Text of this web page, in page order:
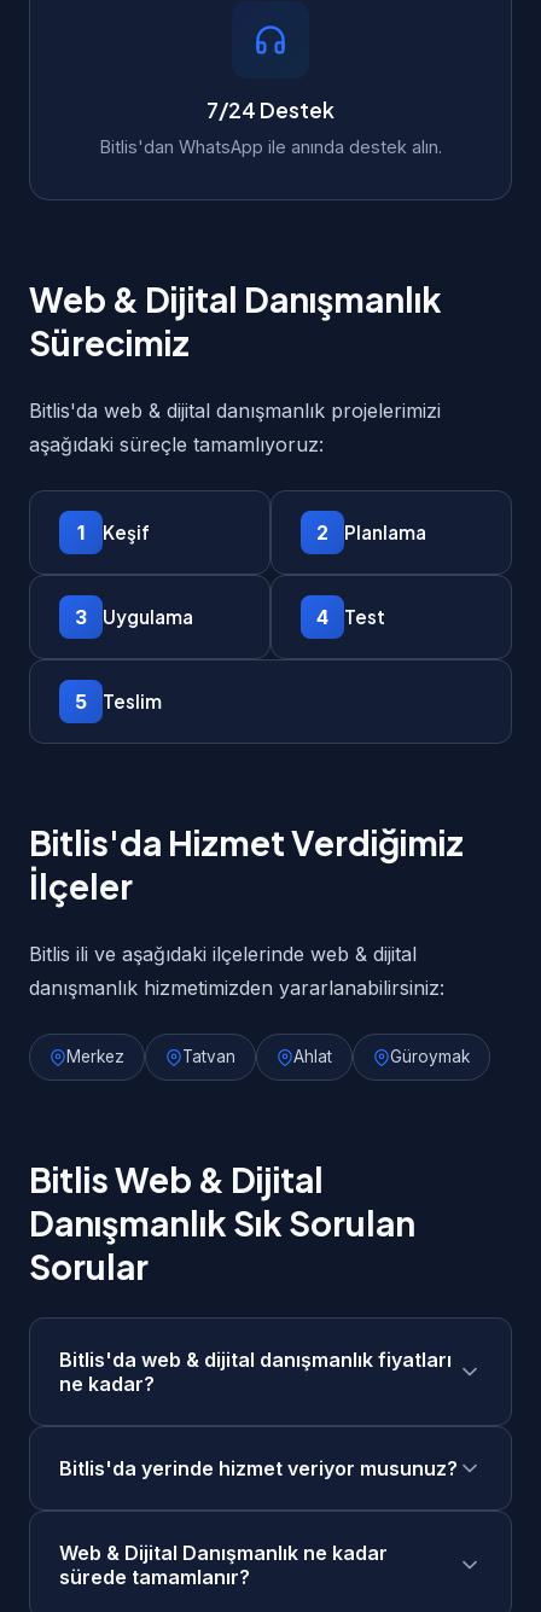
7/24 Destek
Bitlis'dan WhatsApp ile anında destek alın.
Web & Dijital Danışmanlık
Sürecimiz
Bitlis'da web & dijital danışmanlık projelerimizi
aşağıdaki süreçle tamamlıyoruz:
1 Keşif 2 Planlama
3 Uygulama 4 Test
5 Teslim
Bitlis'da Hizmet Verdiğimiz
İlçeler
Bitlis ili ve aşağıdaki ilçelerinde web & dijital
danışmanlık hizmetimizden yararlanabilirsiniz:
Merkez Tatvan Ahlat Güroymak
Bitlis Web & Dijital
Danışmanlık Sık Sorulan
Sorular
Bitlis'da web & dijital danışmanlık fiyatları
ne kadar?
2.000₺ - 10.000₺/gün aralığındadır. Projenizin
kapsamına göre ücretsiz keşif görüşmesi
sonrasında size özel fiyat teklifi sunuyoruz.
Taksit seçenekleri mevcuttur.
Bitlis'da yerinde hizmet veriyor musunuz?
yerinde keşif ve toplantı yapabiliyoruz. Ayrıca
online görüşme seçeneğimiz de mevcuttur.
Web & Dijital Danışmanlık ne kadar
sürede tamamlanır?